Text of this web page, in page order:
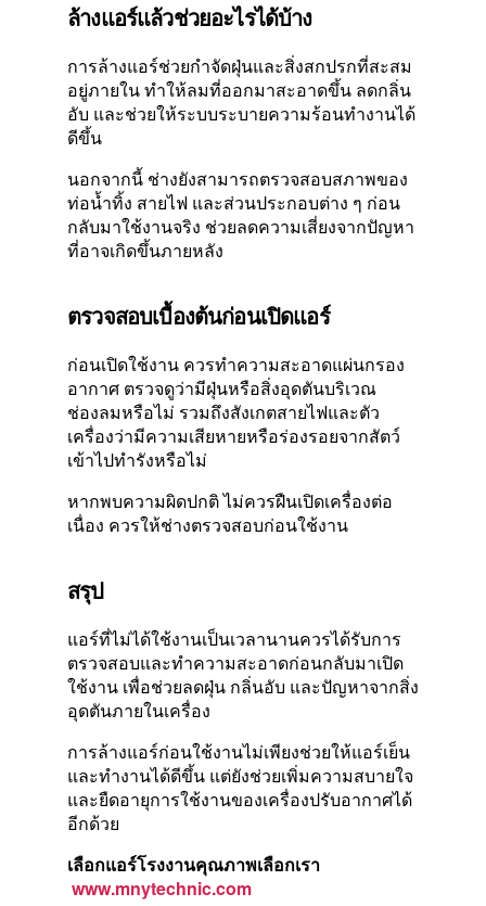
ล้างแอร์แล้วช่วยอะไรได้บ้าง
การล้างแอร์ช่วยกำจัดฝุ่นและสิ่งสกปรกที่สะสม
อยู่ภายใน ทำให้ลมที่ออกมาสะอาดขึ้น ลดกลิ่น
อับ และช่วยให้ระบบระบายความร้อนทำงานได้
ดีขึ้น
นอกจากนี้ ช่างยังสามารถตรวจสอบสภาพของ
ท่อน้ำทิ้ง สายไฟ และส่วนประกอบต่าง ๆ ก่อน
กลับมาใช้งานจริง ช่วยลดความเสี่ยงจากปัญหา
ที่อาจเกิดขึ้นภายหลัง
ตรวจสอบเบื้องต้นก่อนเปิดแอร์
ก่อนเปิดใช้งาน ควรทำความสะอาดแผ่นกรอง
อากาศ ตรวจดูว่ามีฝุ่นหรือสิ่งอุดตันบริเวณ
ช่องลมหรือไม่ รวมถึงสังเกตสายไฟและตัว
เครื่องว่ามีความเสียหายหรือร่องรอยจากสัตว์
เข้าไปทำรังหรือไม่
หากพบความผิดปกติ ไม่ควรฝืนเปิดเครื่องต่อ
เนื่อง ควรให้ช่างตรวจสอบก่อนใช้งาน
สรุป
แอร์ที่ไม่ได้ใช้งานเป็นเวลานานควรได้รับการ
ตรวจสอบและทำความสะอาดก่อนกลับมาเปิด
ใช้งาน เพื่อช่วยลดฝุ่น กลิ่นอับ และปัญหาจากสิ่ง
อุดตันภายในเครื่อง
การล้างแอร์ก่อนใช้งานไม่เพียงช่วยให้แอร์เย็น
และทำงานได้ดีขึ้น แต่ยังช่วยเพิ่มความสบายใจ
และยืดอายุการใช้งานของเครื่องปรับอากาศได้
อีกด้วย
เลือกแอร์โรงงานคุณภาพเลือกเรา
www.mnytechnic.com